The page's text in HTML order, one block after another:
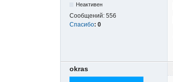
Неактивен
Сообщений: 556
Спасибо: 0
okras